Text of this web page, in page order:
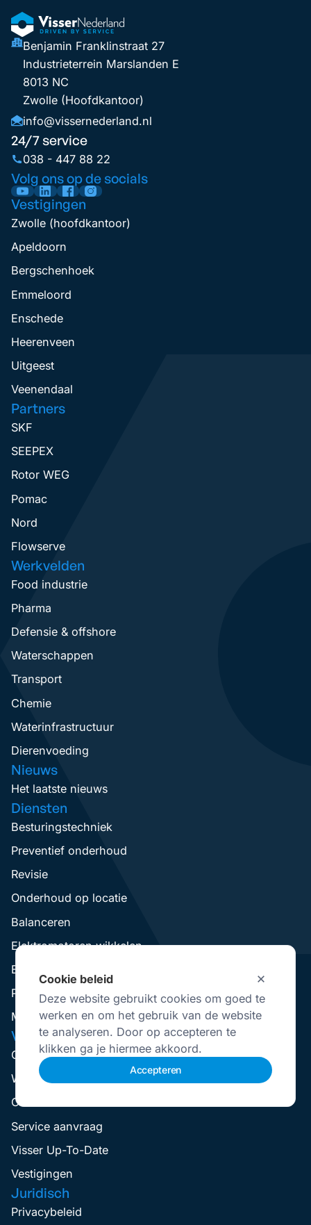
Cookie beleid
Deze website gebruikt cookies om goed te
werken en om het gebruik van de website
te analyseren. Door op accepteren te
klikken ga je hiermee akkoord.
Accepteren
Benjamin Franklinstraat 27
Industrieterrein Marslanden E
8013 NC
Zwolle (Hoofdkantoor)
info@vissernederland.nl
24/7 service
038 - 447 88 22
Volg ons op de socials
Vestigingen
Zwolle (hoofdkantoor)
Apeldoorn
Bergschenhoek
Emmeloord
Enschede
Heerenveen
Uitgeest
Veenendaal
Partners
SKF
SEEPEX
Rotor WEG
Pomac
Nord
Flowserve
Werkvelden
Food industrie
Pharma
Defensie & offshore
Waterschappen
Transport
Chemie
Waterinfrastructuur
Dierenvoeding
Nieuws
Het laatste nieuws
Diensten
Besturingstechniek
Preventief onderhoud
Revisie
Onderhoud op locatie
Balanceren
Elektromotoren wikkelen
Elektromotoren Revisie
Pompen Revisie
Mechanical Seal Revisie
VisserNederland
Over Ons
Werken Bij
Contact
Service aanvraag
Visser Up-To-Date
Vestigingen
Juridisch
Privacybeleid
Selecteer